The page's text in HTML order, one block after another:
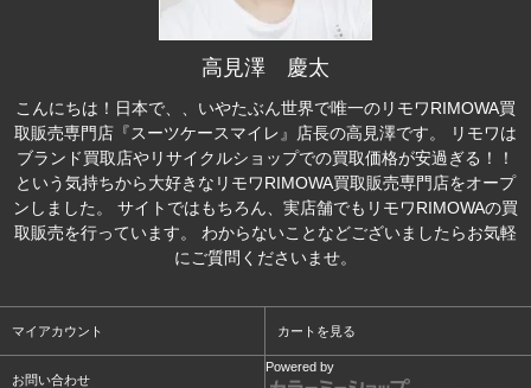
高見澤 慶太
こんにちは！日本で、、いやたぶん世界で唯一のリモワRIMOWA買
取販売専門店『スーツケースマイレ』店長の高見澤です。 リモワは
ブランド買取店やリサイクルショップでの買取価格が安過ぎる！！
という気持ちから大好きなリモワRIMOWA買取販売専門店をオープ
ンしました。 サイトではもちろん、実店舗でもリモワRIMOWAの買
取販売を行っています。 わからないことなどございましたらお気軽
にご質問くださいませ。
マイアカウント カートを見る
お問い合わせ
Powered by